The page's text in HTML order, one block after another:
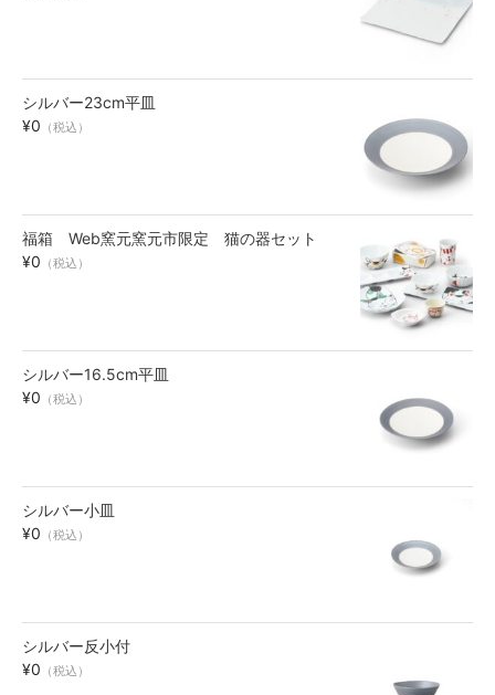
シルバー23cm平皿
¥0 （税込）
福箱 Web窯元窯元市限定 猫の器セット
¥0 （税込）
シルバー16.5cm平皿
¥0 （税込）
シルバー小皿
¥0 （税込）
シルバー反小付
¥0 （税込）